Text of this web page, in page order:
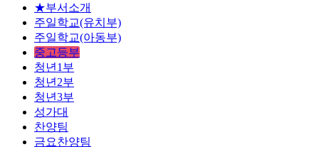
★부서소개
주일학교(유치부)
주일학교(아동부)
중고등부
청년1부
청년2부
청년3부
성가대
찬양팀
금요찬양팀